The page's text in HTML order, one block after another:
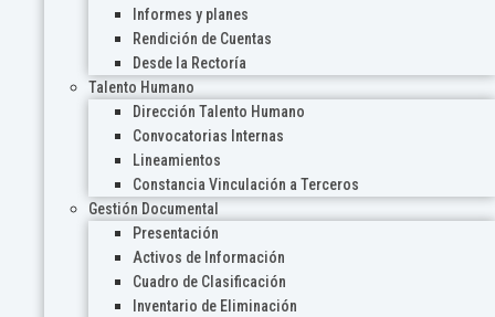
Informes y planes
Rendición de Cuentas
Desde la Rectoría
Talento Humano
Dirección Talento Humano
Convocatorias Internas
Lineamientos
Constancia Vinculación a Terceros
Gestión Documental
Presentación
Activos de Información
Cuadro de Clasificación
Inventario de Eliminación